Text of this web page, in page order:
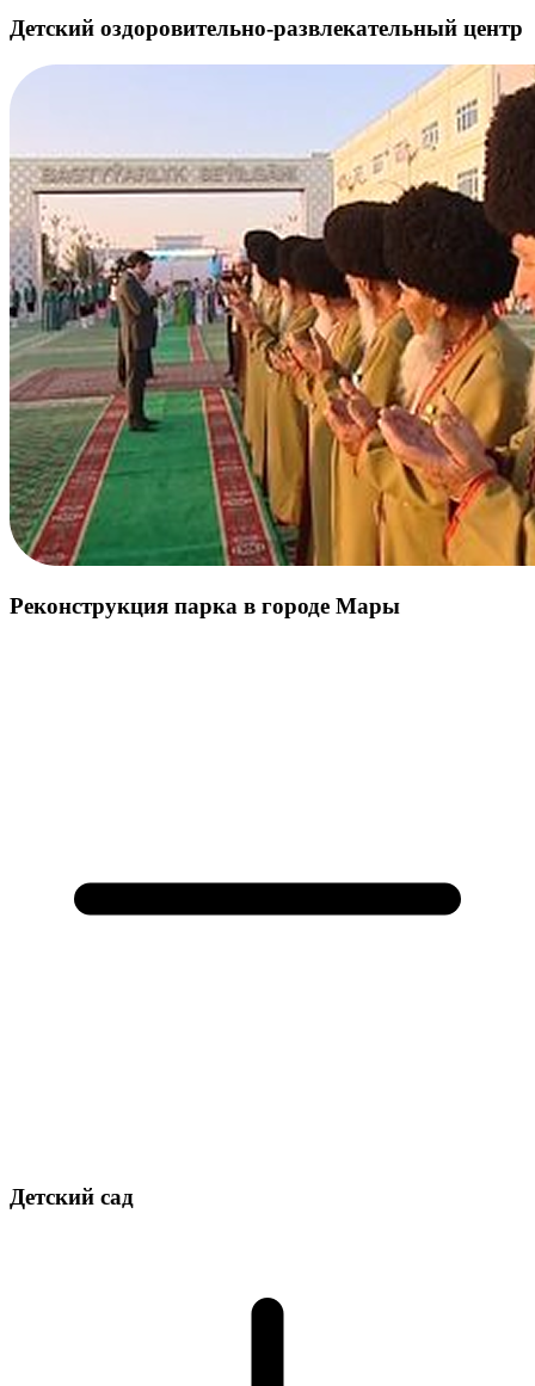
Детский оздоровительно-развлекательный центр
Реконструкция парка в городе Мары
Детский сад